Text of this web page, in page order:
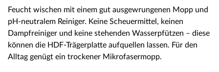
Feucht wischen mit einem gut ausgewrungenen Mopp und
pH-neutralem Reiniger. Keine Scheuermittel, keinen
Dampfreiniger und keine stehenden Wasserpfützen – diese
können die HDF-Trägerplatte aufquellen lassen. Für den
Alltag genügt ein trockener Mikrofasermopp.